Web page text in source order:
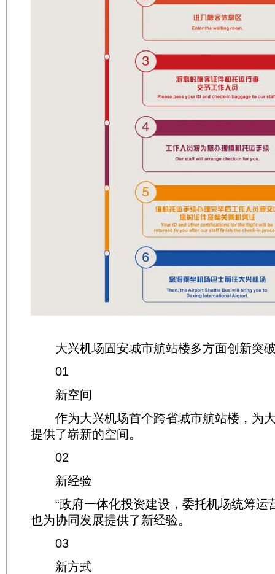
大兴机场固安城市航站楼多方面创新突
01
新空间
作为大兴机场首个跨省城市航站楼，为
提供了崭新的空间。
02
新经验
“政府一体化投资建设，委托机场统筹运
也为协同发展提供了新经验。
03
新方式